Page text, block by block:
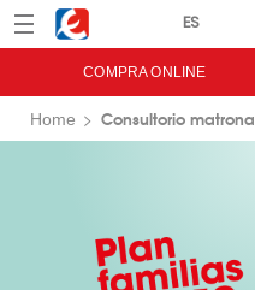
Menú Eroski
COMPRA ONLINE
Home Consultorio matrona